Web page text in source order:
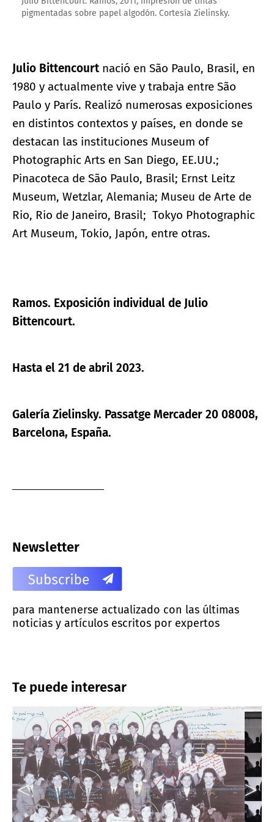
pigmentadas sobre papel algodón. Cortesía Zielinsky.
Julio Bittencourtnació en São Paulo, Brasil, en
1980 y actualmente vive y trabaja entre São
Paulo y París. Realizó numerosas exposiciones
en distintos contextos y países, en donde se
destacan las instituciones Museum of
Photographic Arts en San Diego, EE.UU.;
Pinacoteca de São Paulo, Brasil; Ernst Leitz
Museum, Wetzlar, Alemania; Museu de Arte de
Rio, Rio de Janeiro, Brasil; Tokyo Photographic
Art Museum, Tokio, Japón, entre otras.
Ramos. Exposición individual de Julio
Bittencourt.
Hasta el 21 de abril 2023.
Galería Zielinsky. Passatge Mercader 20 08008,
Barcelona, España.
Newsletter
para mantenerse actualizado con las últimas
noticias y artículos escritos por expertos
Te puede interesar